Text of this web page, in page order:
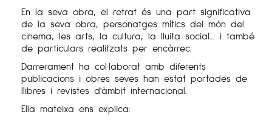
En la seva obra, el retrat és una part significativa
de la seva obra, personatges mítics del món del
cinema, les arts, la cultura, la lluita social... i també
de particulars realitzats per encàrrec.
Darrerament ha col·laborat amb diferents
publicacions i obres seves han estat portades de
llibres i revistes d'àmbit internacional.
Ella mateixa ens explica: